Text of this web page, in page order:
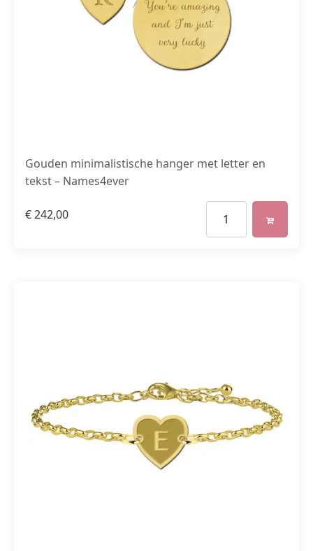
Gouden minimalistische hanger met letter en
tekst – Names4ever
€242,00